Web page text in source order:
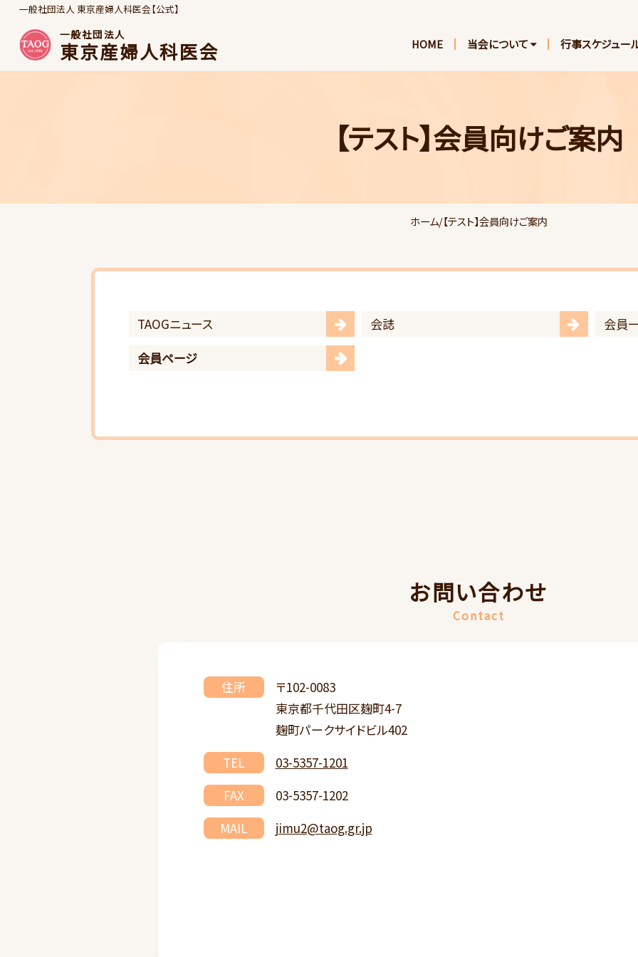
一般社団法人 東京産婦人科医会【公式】
一般社団法人
東京産婦人科医会 HOME 当会について 行事スケジュー
【テスト】会員向けご案内
ホーム/【テスト】会員向けご案内
TAOGニュース 会誌
会員
会員ページ
お問い合わせ
Contact
住所
〒102-0083
東京都千代田区麹町4-7
麹町パークサイドビル402
TEL
03-5357-1201
FAX
03-5357-1202
MAIL
jimu2@taog.gr.jp